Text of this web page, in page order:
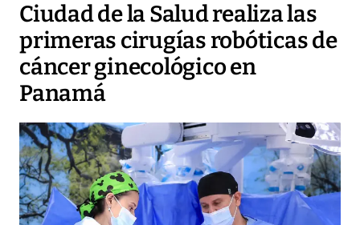
Ciudad de la Salud realiza las
primeras cirugías robóticas de
cáncer ginecológico en
Panamá